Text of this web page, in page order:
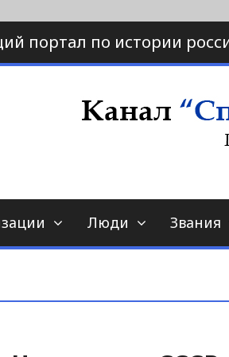
портал по истории
страна.ру
по истории спорта
Люди Звания